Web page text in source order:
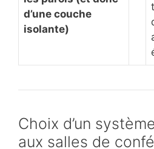
d’une couche
isolante)
Choix d’un
aux salles de